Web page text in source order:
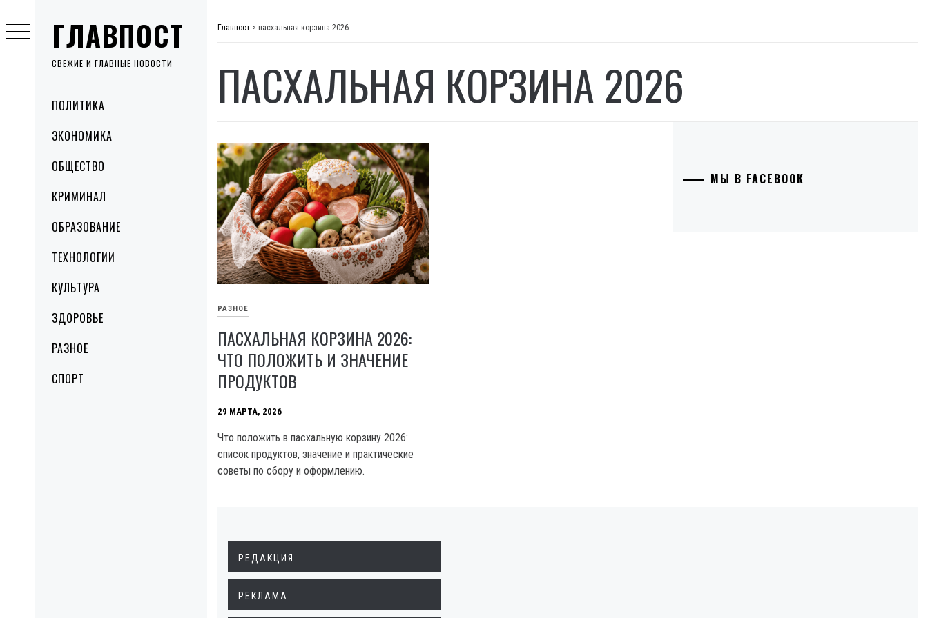
ГЛАВПОСТ
СВЕЖИЕ И ГЛАВНЫЕ НОВОСТИ
MenuПОЛИТИКА
ЭКОНОМИКА
ОБЩЕСТВО
КРИМИНАЛ
ОБРАЗОВАНИЕ
ТЕХНОЛОГИИ
КУЛЬТУРА
ЗДОРОВЬЕ
РАЗНОЕ
СПОРТ
to
content
Главпост > пасхальная корзина 2026
ПАСХАЛЬНАЯ КОРЗИНА 2026
РАЗНОЕ
ПАСХАЛЬНАЯ КОРЗИНА 2026:
ЧТО ПОЛОЖИТЬ И ЗНАЧЕНИЕ
ПРОДУКТОВ
29 МАРТА, 2026
Что положить в пасхальную корзину 2026:
список продуктов, значение и практические
советы по сбору и оформлению.
МЫ В FACEBOOK
РЕДАКЦИЯ
РЕКЛАМА